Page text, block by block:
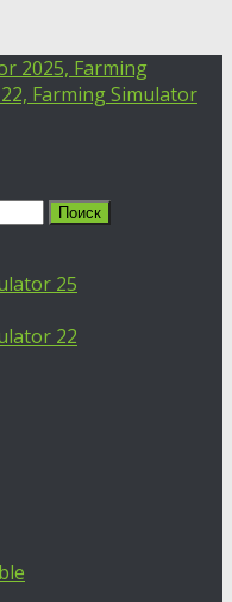
2025, Farming
Farming Simulator
25
22